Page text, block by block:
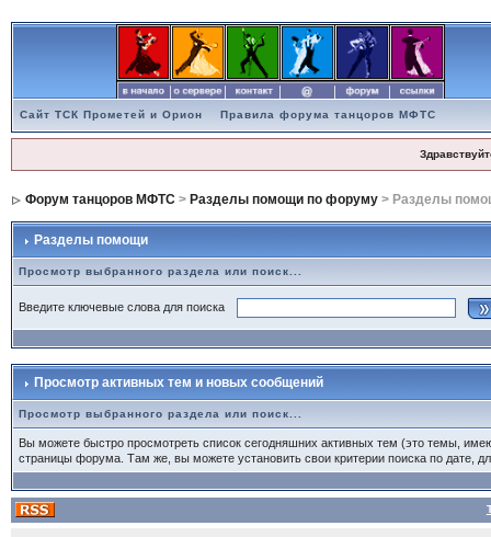
Сайт ТСК Прометей и Орион Правила форума танцоров МФТС
Форум танцоров МФТС> Разделы помощи по форуму> Разделы
Разделы помощи
Просмотр выбранного раздела или поиск...
Введите ключевые слова для поиска
Просмотр активных тем и новых сообщений
Просмотр выбранного раздела или поиск...
Вы можете быстро просмотреть список сегодняшних активных тем (это темы,
страницы форума. Там же, вы можете установить свои критерии поиска по дате,